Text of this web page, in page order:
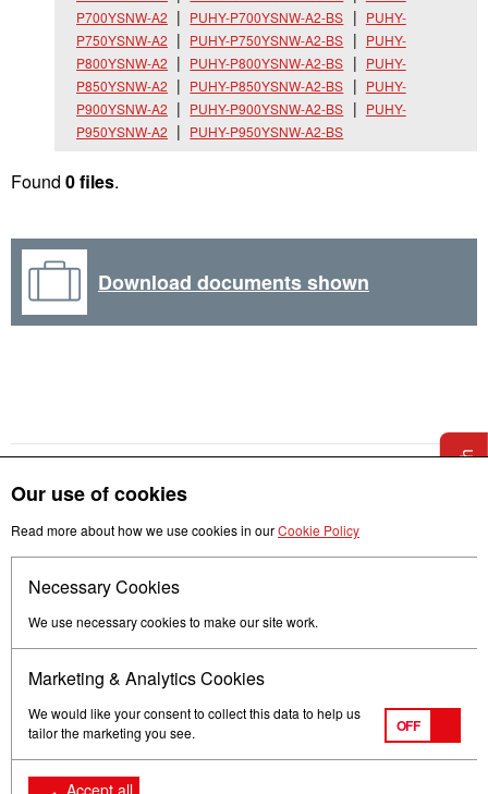
Our use of cookies
Read more about how we use cookies in ourCookie Policy
Necessary Cookies
We use necessary cookies to make our site work.
Marketing & Analytics Cookies
We would like your consent to collect this data to help us
tailor the marketing you see.
OFF
Accept all
P700YSNW-A2
PUHY-P700YSNW-A2-BS
PUHY-
P750YSNW-A2
PUHY-P750YSNW-A2-BS
PUHY-
P800YSNW-A2
PUHY-P800YSNW-A2-BS
PUHY-
P850YSNW-A2
PUHY-P850YSNW-A2-BS
PUHY-
P900YSNW-A2
PUHY-P900YSNW-A2-BS
PUHY-
P950YSNW-A2
PUHY-P950YSNW-A2-BS
Found 0 files.
Download documents shown
Follow us
Terms of Use Privacy
© Mitsubishi Electric Europe B.V.